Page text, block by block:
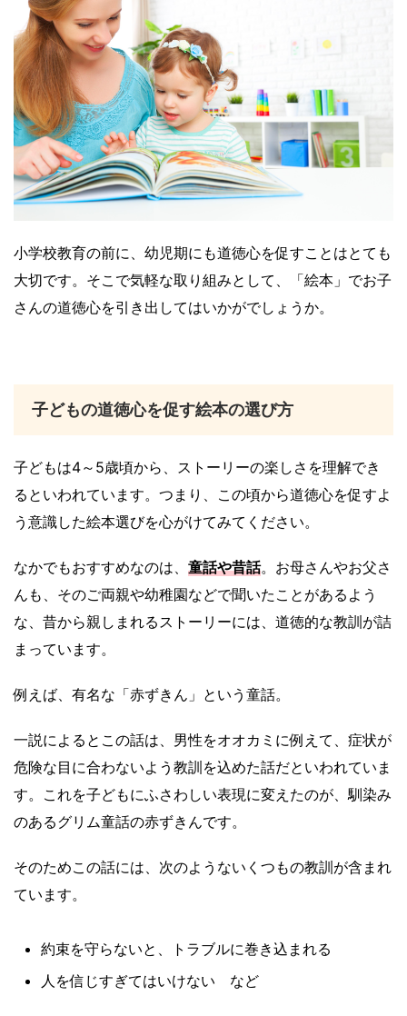
小学校教育の前に、幼児期にも道徳心を促すことはとても
大切です。そこで気軽な取り組みとして、「絵本」でお子
さんの道徳心を引き出してはいかがでしょうか。
子どもの道徳心を促す絵本の選び方
子どもは4～5歳頃から、ストーリーの楽しさを理解でき
るといわれています。つまり、この頃から道徳心を促すよ
う意識した絵本選びを心がけてみてください。
なかでもおすすめなのは、 童話や昔話。お母さんやお父さ
んも、そのご両親や幼稚園などで聞いたことがあるよう
な、昔から親しまれるストーリーには、道徳的な教訓が詰
まっています。
例えば、有名な「赤ずきん」という童話。
一説によるとこの話は、男性をオオカミに例えて、症状が
危険な目に合わないよう教訓を込めた話だといわれていま
す。これを子どもにふさわしい表現に変えたのが、馴染み
のあるグリム童話の赤ずきんです。
そのためこの話には、次のようないくつもの教訓が含まれ
ています。
約束を守らないと、トラブルに巻き込まれる
人を信じすぎてはいけない など